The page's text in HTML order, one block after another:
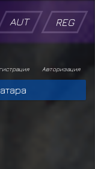
AUT REG
Авторизация